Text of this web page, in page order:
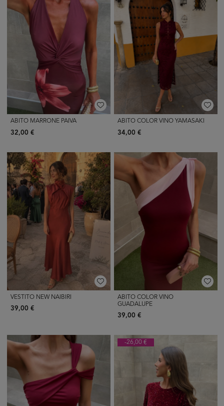
ABITO MARRONE PAIVA
32,00 €
ABITO COLOR VINO YAMASAKI
34,00 €
VESTITO NEW NAIBIRI
39,00 €
ABITO COLOR VINO
GUADALUPE
39,00 €
-26,00 €